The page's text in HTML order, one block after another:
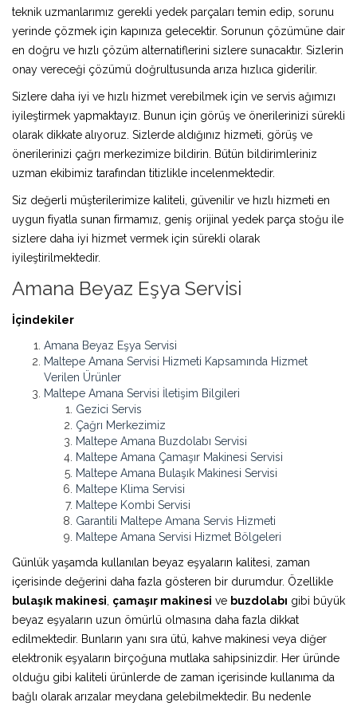
teknik uzmanlarımız gerekli yedek parçaları temin edip, sorunu
yerinde çözmek için kapınıza gelecektir. Sorunun çözümüne dair
en doğru ve hızlı çözüm alternatiflerini sizlere sunacaktır. Sizlerin
onay vereceği çözümü doğrultusunda arıza hızlıca giderilir.
Sizlere daha iyi ve hızlı hizmet verebilmek için ve servis ağımızı
iyileştirmek yapmaktayız. Bunun için görüş ve önerilerinizi sürekli
olarak dikkate alıyoruz. Sizlerde aldığınız hizmeti, görüş ve
önerilerinizi çağrı merkezimize bildirin. Bütün bildirimleriniz
uzman ekibimiz tarafından titizlikle incelenmektedir.
Siz değerli müşterilerimize kaliteli, güvenilir ve hızlı hizmeti en
uygun fiyatla sunan firmamız, geniş orijinal yedek parça stoğu ile
sizlere daha iyi hizmet vermek için sürekli olarak
iyileştirilmektedir.
Amana Beyaz Eşya Servisi
İçindekiler
Amana Beyaz Eşya Servisi
Maltepe Amana Servisi Hizmeti Kapsamında Hizmet
Verilen Ürünler
Maltepe Amana Servisi İletişim Bilgileri
Gezici Servis
Çağrı Merkezimiz
Maltepe Amana Buzdolabı Servisi
Maltepe Amana Çamaşır Makinesi Servisi
Maltepe Amana Bulaşık Makinesi Servisi
Maltepe Klima Servisi
Maltepe Kombi Servisi
Garantili Maltepe Amana Servis Hizmeti
Maltepe Amana Servisi Hizmet Bölgeleri
Günlük yaşamda kullanılan beyaz eşyaların kalitesi, zaman
içerisinde değerini daha fazla gösteren bir durumdur. Özellikle
bulaşık makinesi çamaşır makinesi ve buzdolabı gibi büyük
beyaz eşyaların uzun ömürlü olmasına daha fazla dikkat
edilmektedir. Bunların yanı sıra ütü, kahve makinesi veya diğer
elektronik eşyaların birçoğuna mutlaka sahipsinizdir. Her üründe
olduğu gibi kaliteli ürünlerde de zaman içerisinde kullanıma da
bağlı olarak arızalar meydana gelebilmektedir. Bu nedenle